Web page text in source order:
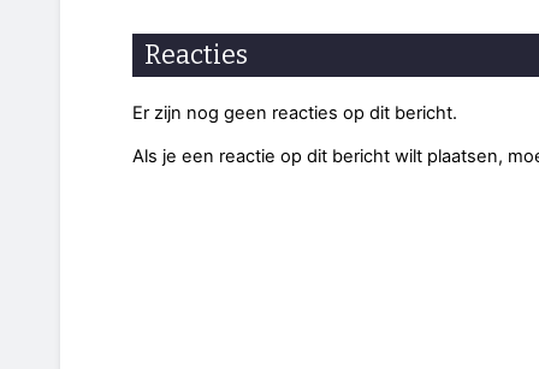
Reacties
Er zijn nog geen reacties op dit bericht.
Als je een reactie op dit bericht wilt plaatsen,